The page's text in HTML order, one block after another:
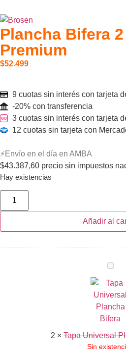
Plancha Bifera
Premium
$52.499
9 cuotas sin interés con tarjeta
-20% con transferencia
3 cuotas sin interés con tarjeta
12 cuotas sin tarjeta con
⚡Envío en el día en AMBA
$43.387,60 precio sin impuestos
Hay existencias
Añadir al
Tapa
Bifera
2 × Tapa Universal
Sin